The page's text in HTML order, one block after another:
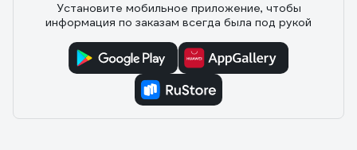
Установите мобильное приложение, чтобы
информация по заказам всегда была под рукой